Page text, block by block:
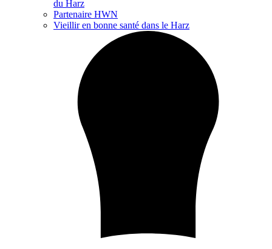
du Harz
Partenaire HWN
Vieillir en bonne santé dans le Harz